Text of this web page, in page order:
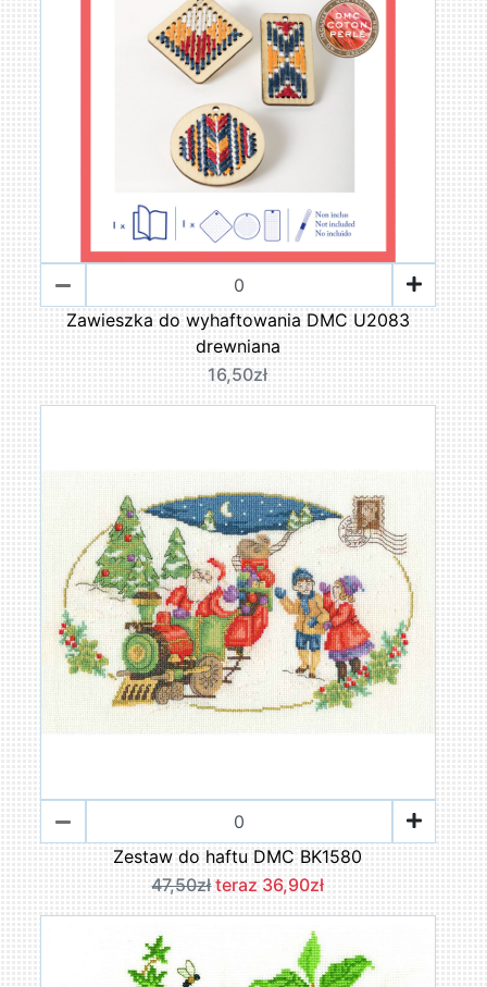
Zawieszka do wyhaftowania DMC U2083
drewniana
16,50zł
Zestaw do haftu DMC BK1580
47,50zł teraz 36,90zł